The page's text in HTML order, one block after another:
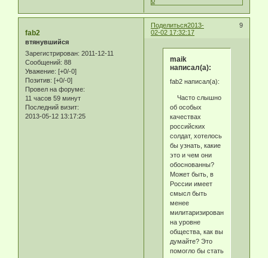
Поделиться 9
2013-
02-02 17:32:17
fab2
втянувшийся
Зарегистрирован: 2011-12-11
Сообщений: 88
Уважение: [+0/-0]
Позитив: [+0/-0]
Провел на форуме:
11 часов 59 минут
Последний визит:
2013-05-12 13:17:25
maik
написал(а):
fab2 написал(а):
Часто слышно
об особых
качествах
российских
солдат, хотелось
бы узнать, какие
это и чем они
обоснованны?
Может быть, в
России имеет
смысл быть
менее
милитаризированным
на уровне
общества, как вы
думайте? Это
помогло бы стать